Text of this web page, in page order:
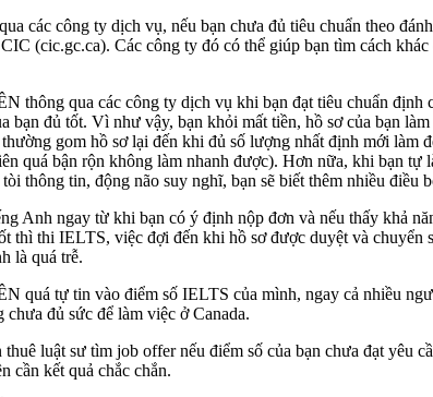
các công ty dịch vụ, nếu bạn chưa đủ tiêu chuẩn theo
(cic.gc.ca). Các công ty đó có thể giúp bạn tìm cách khác
thông qua các công ty dịch vụ khi bạn đạt tiêu chuẩn định
bạn đủ tốt. Vì như vậy, bạn khỏi mất tiền, hồ sơ của bạn làm
gom hồ sơ lại đến khi đủ số lượng nhất định mới làm
quá bận rộn không làm nhanh được). Hơn nữa, khi bạn tự
thông tin, động não suy nghĩ, bạn sẽ biết thêm nhiều điều
Anh ngay từ khi bạn có ý định nộp đơn và nếu thấy khả
thì thi IELTS, việc đợi đến khi hồ sơ được duyệt và chuyển
là quá trễ.
quá tự tin vào điểm số IELTS của mình, ngay cả nhiều
chưa đủ sức để làm việc ở Canada.
luật sư tìm job offer nếu điểm số của bạn chưa đạt yêu
cần kết quả chắc chắn.